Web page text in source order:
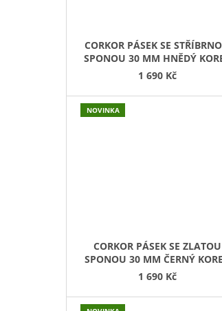
CORKOR PÁSEK SE
SPONOU 30 MM HNĚDÝ
1 690 Kč
NOVINKA
CORKOR PÁSEK SE ZLATOU
SPONOU 30 MM ČERNÝ
1 690 Kč